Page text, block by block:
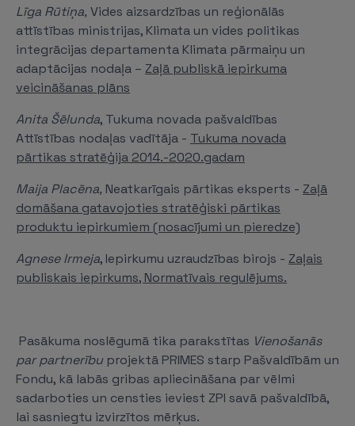
Līga Rūtiņa, Vides aizsardzības un reģionālās
attīstības ministrijas, Klimata un vides politikas
integrācijas departamenta Klimata pārmaiņu un
adaptācijas nodaļa – Zaļā publiskā iepirkuma
veicināšanas plāns
Anita Šēlunda, Tukuma novada pašvaldības
Attīstības nodaļas vadītāja - Tukuma novada
pārtikas stratēģija 2014.-2020.gadam
Maija Placēna, Neatkarīgais pārtikas eksperts - Zaļā
domāšana gatavojoties stratēģiski pārtikas
produktu iepirkumiem (nosacījumi un pieredze)
Agnese Irmeja, Iepirkumu uzraudzības birojs - Zaļais
publiskais iepirkums, Normatīvais regulējums.
Pasākuma noslēgumā tika parakstītas Vienošanās
par partnerībuprojektā PRIMES starp Pašvaldībām un
Fondu, kā labās gribas apliecināšana par vēlmi
sadarboties un censties ieviest ZPI savā pašvaldībā,
lai sasniegtu izvirzītos mērķus.